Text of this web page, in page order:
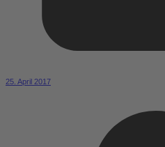
25. April 2017